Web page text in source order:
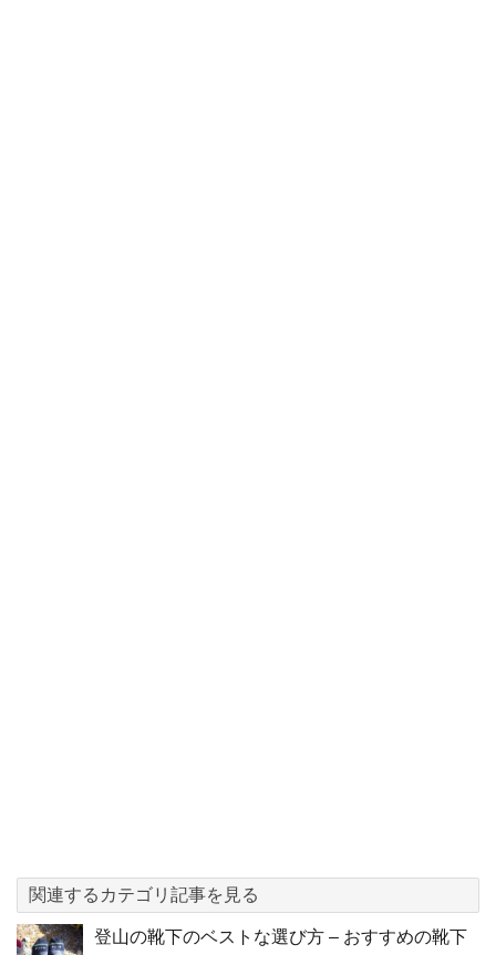
関連するカテゴリ記事を見る
登山の靴下のベストな選び方 – おすすめの靴下